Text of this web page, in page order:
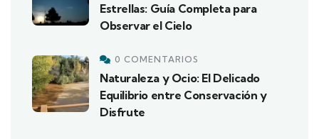
Estrellas: Guía Completa para
Observar el Cielo
0 COMENTARIOS
Naturaleza y Ocio: El Delicado
Equilibrio entre Conservación y
Disfrute